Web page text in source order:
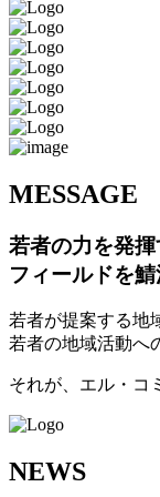
MESSAGE
若者の力を発揮
フィールドを鯖
若者が提案する地
若者の地域活動へ
それが、エル・コ
NEWS